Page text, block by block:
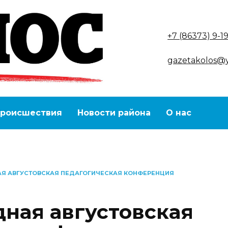
+7 (86373) 9-
Новости района О нас
АВГУСТОВСКАЯ ПЕДАГОГИЧЕСКАЯ КОНФЕРЕНЦИЯ
августовская